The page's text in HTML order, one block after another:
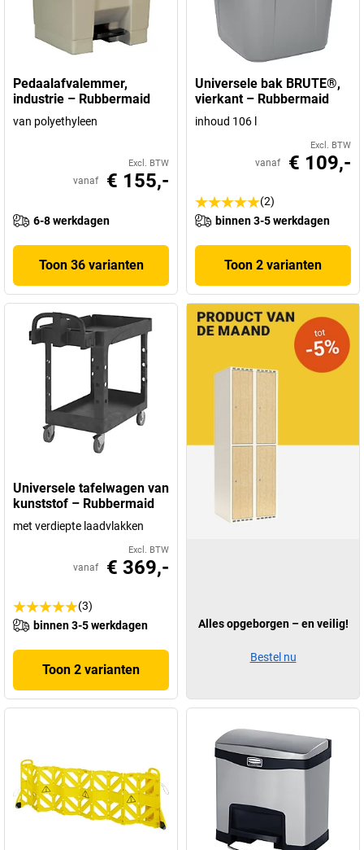
Pedaalafvalemmer,
industrie – Rubbermaid
van polyethyleen
Excl. BTW
vanaf € 155,-
6-8 werkdagen
Toon 36 varianten
Universele bak BRUTE®,
vierkant – Rubbermaid
inhoud 106 l
Excl. BTW
vanaf € 109,-
(2)
binnen 3-5 werkdagen
Toon 2 varianten
Universele tafelwagen van
kunststof – Rubbermaid
met verdiepte laadvlakken
Excl. BTW
vanaf € 369,-
(3)
binnen 3-5 werkdagen
Toon 2 varianten
Alles opgeborgen – en veilig!
Bestel nu